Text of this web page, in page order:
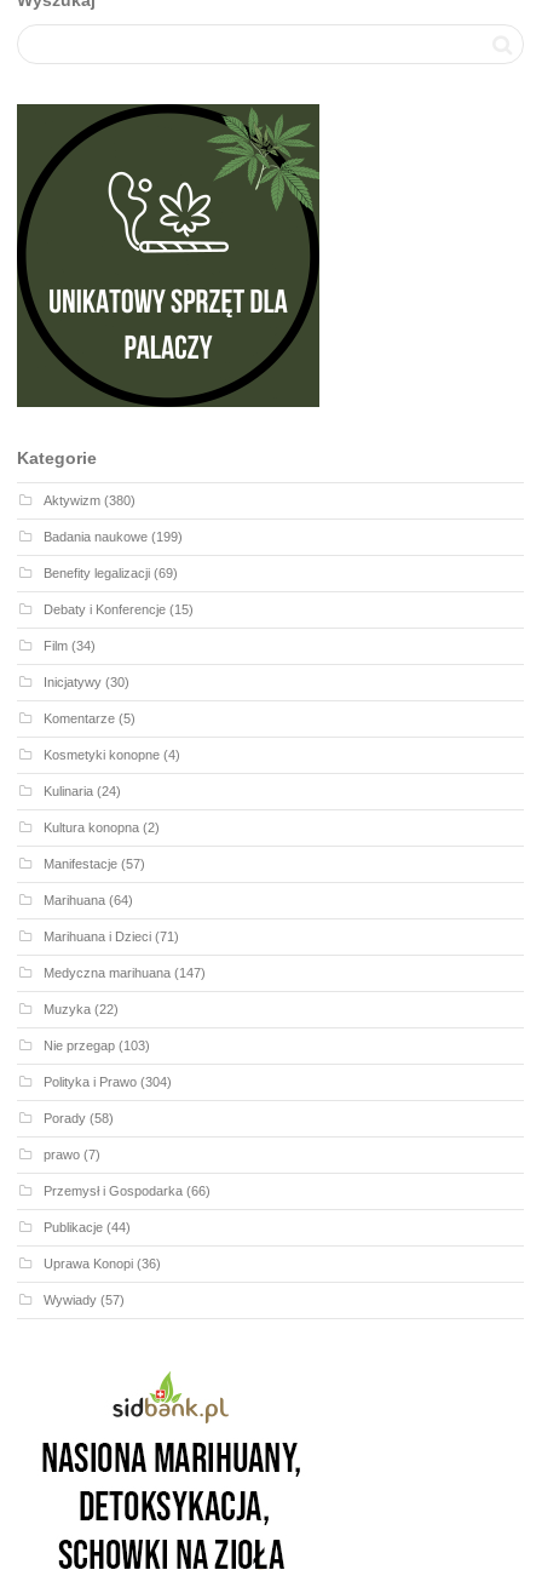
Kategorie
Aktywizm (380)
Badania naukowe (199)
Benefity legalizacji (69)
Debaty i Konferencje (15)
Film (34)
Inicjatywy (30)
Komentarze (5)
Kosmetyki konopne (4)
Kulinaria (24)
Kultura konopna (2)
Manifestacje (57)
Marihuana (64)
Marihuana i Dzieci (71)
Medyczna marihuana (147)
Muzyka (22)
Nie przegap (103)
Polityka i Prawo (304)
Porady (58)
prawo (7)
Przemysł i Gospodarka (66)
Publikacje (44)
Uprawa Konopi (36)
Wywiady (57)